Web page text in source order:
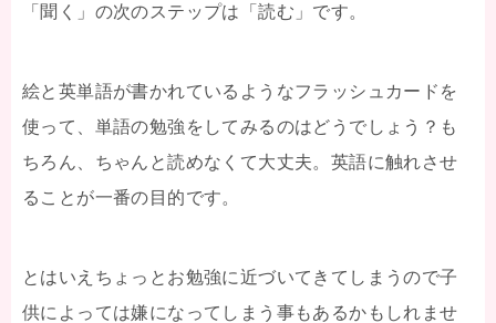
「聞く」の次のステップは「読む」です。
絵と英単語が書かれているようなフラッシュカードを
使って、単語の勉強をしてみるのはどうでしょう？も
ちろん、ちゃんと読めなくて大丈夫。英語に触れさせ
ることが一番の目的です。
とはいえちょっとお勉強に近づいてきてしまうので子
供によっては嫌になってしまう事もあるかもしれませ